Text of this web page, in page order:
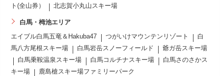
ト(全山券）
北志賀小丸山スキー場
白馬・栂池エリア
エイブル白馬五竜＆Hakuba47 つがいけマウンテンリゾート
白
馬八方尾根スキー場
白馬岩岳スノーフィールド
爺ガ岳スキー場
白馬乗鞍温泉スキー場
白馬コルチナスキー場
白馬さのさかス
キー場
鹿島槍スキー場ファミリーパーク